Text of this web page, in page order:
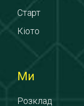
Старт
Кіото
Ми
Розклад